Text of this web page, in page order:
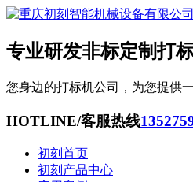
专业研发非标定制打
您身边的打标机公司，为您提供
HOTLINE/客服热线
初刻首页
初刻产品中心